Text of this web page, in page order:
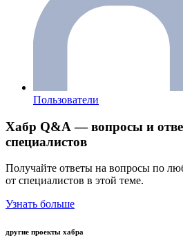
Пользователи
Хабр Q&A — вопросы и
специалистов
Получайте ответы на вопросы по
от специалистов в этой теме.
Узнать больше
другие проекты хабра